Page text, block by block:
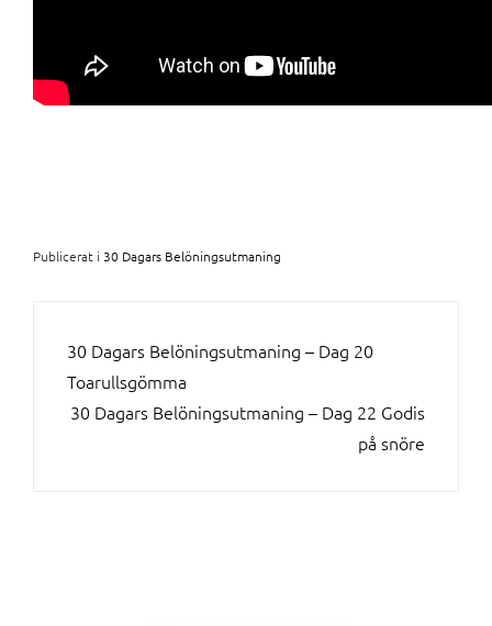
Publicerat i 30 Dagars Belöningsutmaning
INLÄGGSNAVIGERING
30 Dagars Belöningsutmaning – Dag 20
Toarullsgömma
30 Dagars Belöningsutmaning – Dag 22 Godis
på snöre